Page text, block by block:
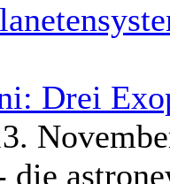
Drei
die